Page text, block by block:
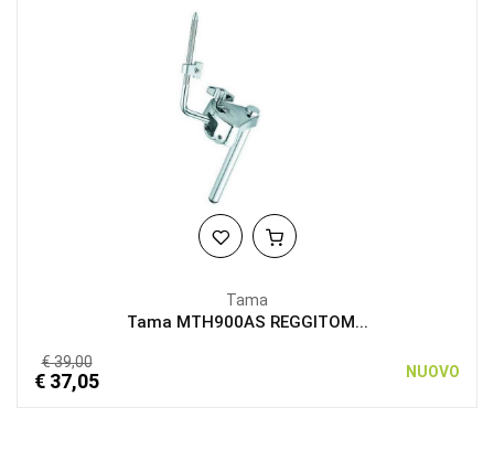
Tama
Tama MTH900AS REGGITOM...
€ 39,00
€ 37,05 NUOVO